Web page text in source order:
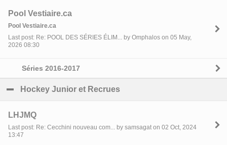
Pool Vestiaire.ca
Pool Vestiaire.ca
Last post: Re: POOL DES SÉRIES ÉLIM... by Omphalos on 05 May,
2026 08:30
Séries 2016-2017
Hockey Junior et Recrues
LHJMQ
Last post: Re: Cecchini nouveau com... by samsagat on 02 Oct, 2024
13:47